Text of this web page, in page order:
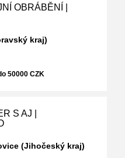
OBRÁBĚNÍ |
kraj)
50000 CZK
S AJ |
(Jihočeský kraj)